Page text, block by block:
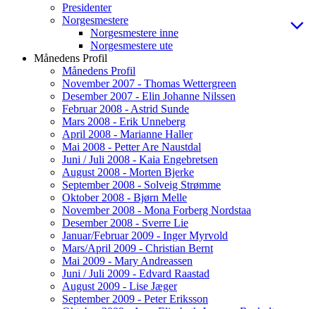
Presidenter
Norgesmestere
Norgesmestere inne
Norgesmestere ute
Månedens Profil
Månedens Profil
November 2007 - Thomas Wettergreen
Desember 2007 - Elin Johanne Nilssen
Februar 2008 - Astrid Sunde
Mars 2008 - Erik Unneberg
April 2008 - Marianne Haller
Mai 2008 - Petter Are Naustdal
Juni / Juli 2008 - Kaia Engebretsen
August 2008 - Morten Bjerke
September 2008 - Solveig Strømme
Oktober 2008 - Bjørn Melle
November 2008 - Mona Forberg Nordstaa
Desember 2008 - Sverre Lie
Januar/Februar 2009 - Inger Myrvold
Mars/April 2009 - Christian Bernt
Mai 2009 - Mary Andreassen
Juni / Juli 2009 - Edvard Raastad
August 2009 - Lise Jæger
September 2009 - Peter Eriksson